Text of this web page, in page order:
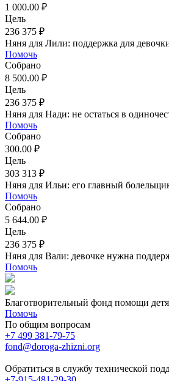
1 000.00 ₽
Цель
236 375 ₽
Няня для Лили: поддержка для
Помочь
Собрано
8 500.00 ₽
Цель
236 375 ₽
Няня для Нади: не остаться в
Помочь
Собрано
300.00 ₽
Цель
303 313 ₽
Няня для Ильи: его главный
Помочь
Собрано
5 644.00 ₽
Цель
236 375 ₽
Няня для Вали: девочке нужна
Помочь
Благотворительный фонд помощи
Помочь
По общим вопросам
+7 499 381-79-75
fond@doroga-zhizni.org
Обратиться в службу технической